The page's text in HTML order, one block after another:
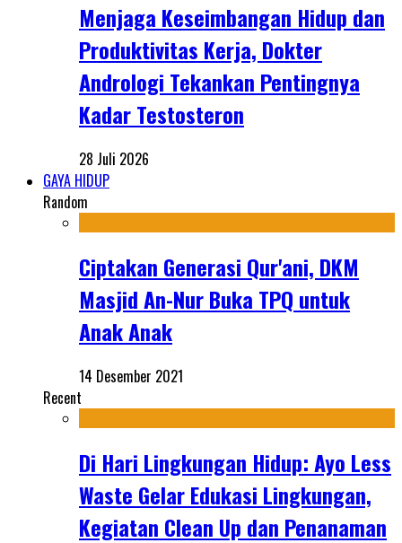
Menjaga Keseimbangan Hidup dan
Produktivitas Kerja, Dokter
Andrologi Tekankan Pentingnya
Kadar Testosteron
28 Juli 2026
GAYA HIDUP
Random
Ciptakan Generasi Qur'ani, DKM
Masjid An-Nur Buka TPQ untuk
Anak Anak
14 Desember 2021
Recent
Di Hari Lingkungan Hidup: Ayo Less
Waste Gelar Edukasi Lingkungan,
Kegiatan Clean Up dan Penanaman